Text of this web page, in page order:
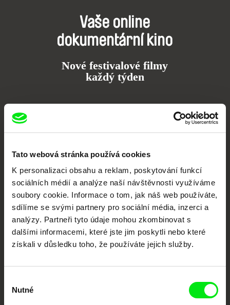
Tato webová stránka používá cookies
K personalizaci obsahu a reklam, poskytování funkcí
sociálních médií a analýze naší návštěvnosti využíváme
soubory cookie. Informace o tom, jak náš web používáte,
sdílíme se svými partnery pro sociální média, inzerci a
analýzy. Partneři tyto údaje mohou zkombinovat s
dalšími informacemi, které jste jim poskytli nebo které
získali v důsledku toho, že používáte jejich služby.
souhlasu
Nutné
Vaše online
dokumentární kino
Nové festivalové filmy
každý týden
festivalů dokumentárního filmu sdružených do Doc Alliance. Naším cílem je
posouvat hranice dokumentárního filmu, propagovat jeho rozmanitost a
podporovat kvalitní autorské filmy.
CPH:DOX Doclisboa
Millennium Docs
DOK Leipzig